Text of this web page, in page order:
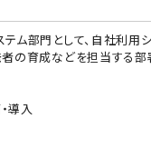
部門として、自社利用
の育成などを担当する部
導入